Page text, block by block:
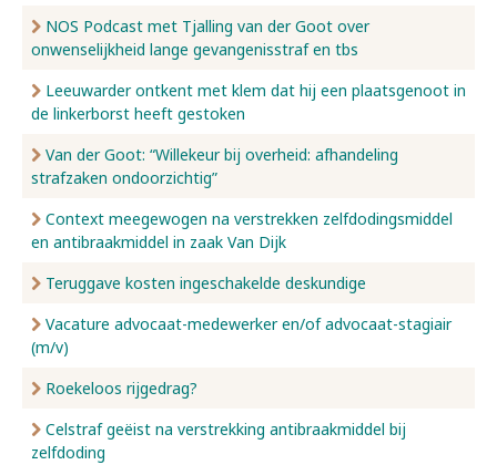
NOS Podcast met Tjalling van der Goot over
onwenselijkheid lange gevangenisstraf en tbs
Leeuwarder ontkent met klem dat hij een plaatsgenoot in
de linkerborst heeft gestoken
Van der Goot: “Willekeur bij overheid: afhandeling
strafzaken ondoorzichtig”
Context meegewogen na verstrekken zelfdodingsmiddel
en antibraakmiddel in zaak Van Dijk
Teruggave kosten ingeschakelde deskundige
Vacature advocaat-medewerker en/of advocaat-stagiair
(m/v)
Roekeloos rijgedrag?
Celstraf geëist na verstrekking antibraakmiddel bij
zelfdoding